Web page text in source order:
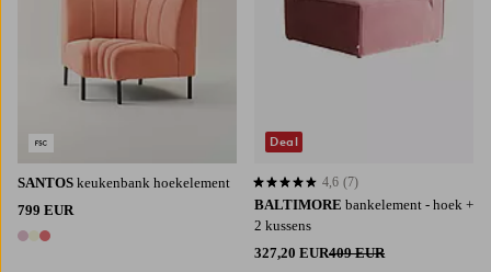
SANTOS keukenbank hoekelement
799 EUR
3 kleuren
BALTIMORE bankelement - hoek +
2 kussens
327,20 EUR409 EUR
4,6 op basis van 7 beoordelingen
4,6 (7)
Deal